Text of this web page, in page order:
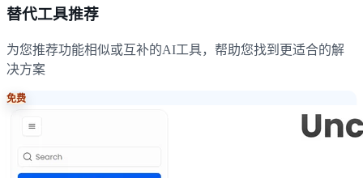
替代工具推荐
为您推荐功能相似或互补的AI工具，帮助您找到更适合的解
决方案
免费